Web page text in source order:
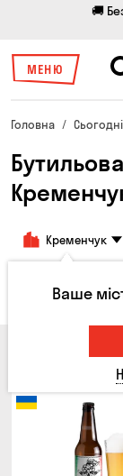
🚚
МЕНЮ
Головна
Кременчук
Всі товари
Ваше